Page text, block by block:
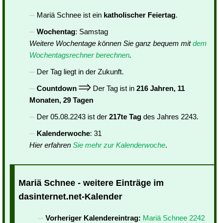
Mariä Schnee ist ein katholischer Feiertag.
Wochentag: Samstag
Weitere Wochentage können Sie ganz bequem mitdem
Wochentagsrechner berechnen.
Der Tag liegt in der Zukunft.
Countdown
Der Tag ist in 216 Jahren, 11
Monaten, 29 Tagen
Der 05.08.2243 ist der 217te Tag des Jahres 2243.
Kalenderwoche: 31
Hier erfahren Sie mehr zur Kalenderwoche.
Mariä Schnee - weitere Einträge im
dasinternet.net-Kalender
Vorheriger Kalendereintrag: Mariä Schnee 2242